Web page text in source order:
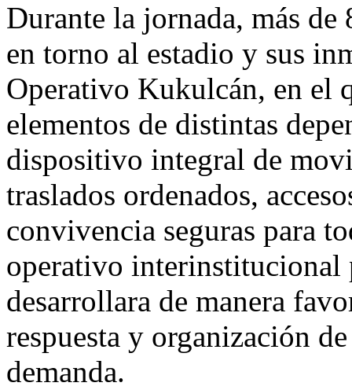
Durante la jornada, más
en torno al estadio y sus
Operativo Kukulcán, en el
elementos de distintas
dispositivo integral de
traslados ordenados,
convivencia seguras para
operativo interinstitucional
desarrollara de manera
respuesta y organización
demanda.